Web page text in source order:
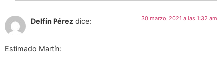
Delfín Pérez dice: 30 marzo, 2021 a las 1:32 am
Estimado Martín: